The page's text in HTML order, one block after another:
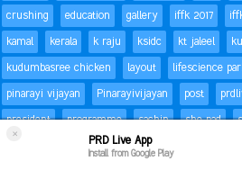
×
PRD Live App
Install from Google Play
crushing
education gallery iffk 2017
kamal
kerala k raju ksidc kt jaleel
kudumbasree chicken
layout lifescience
pinarayi vijayan
Pinarayivijayan post
president
programme sachin she pad
status Success